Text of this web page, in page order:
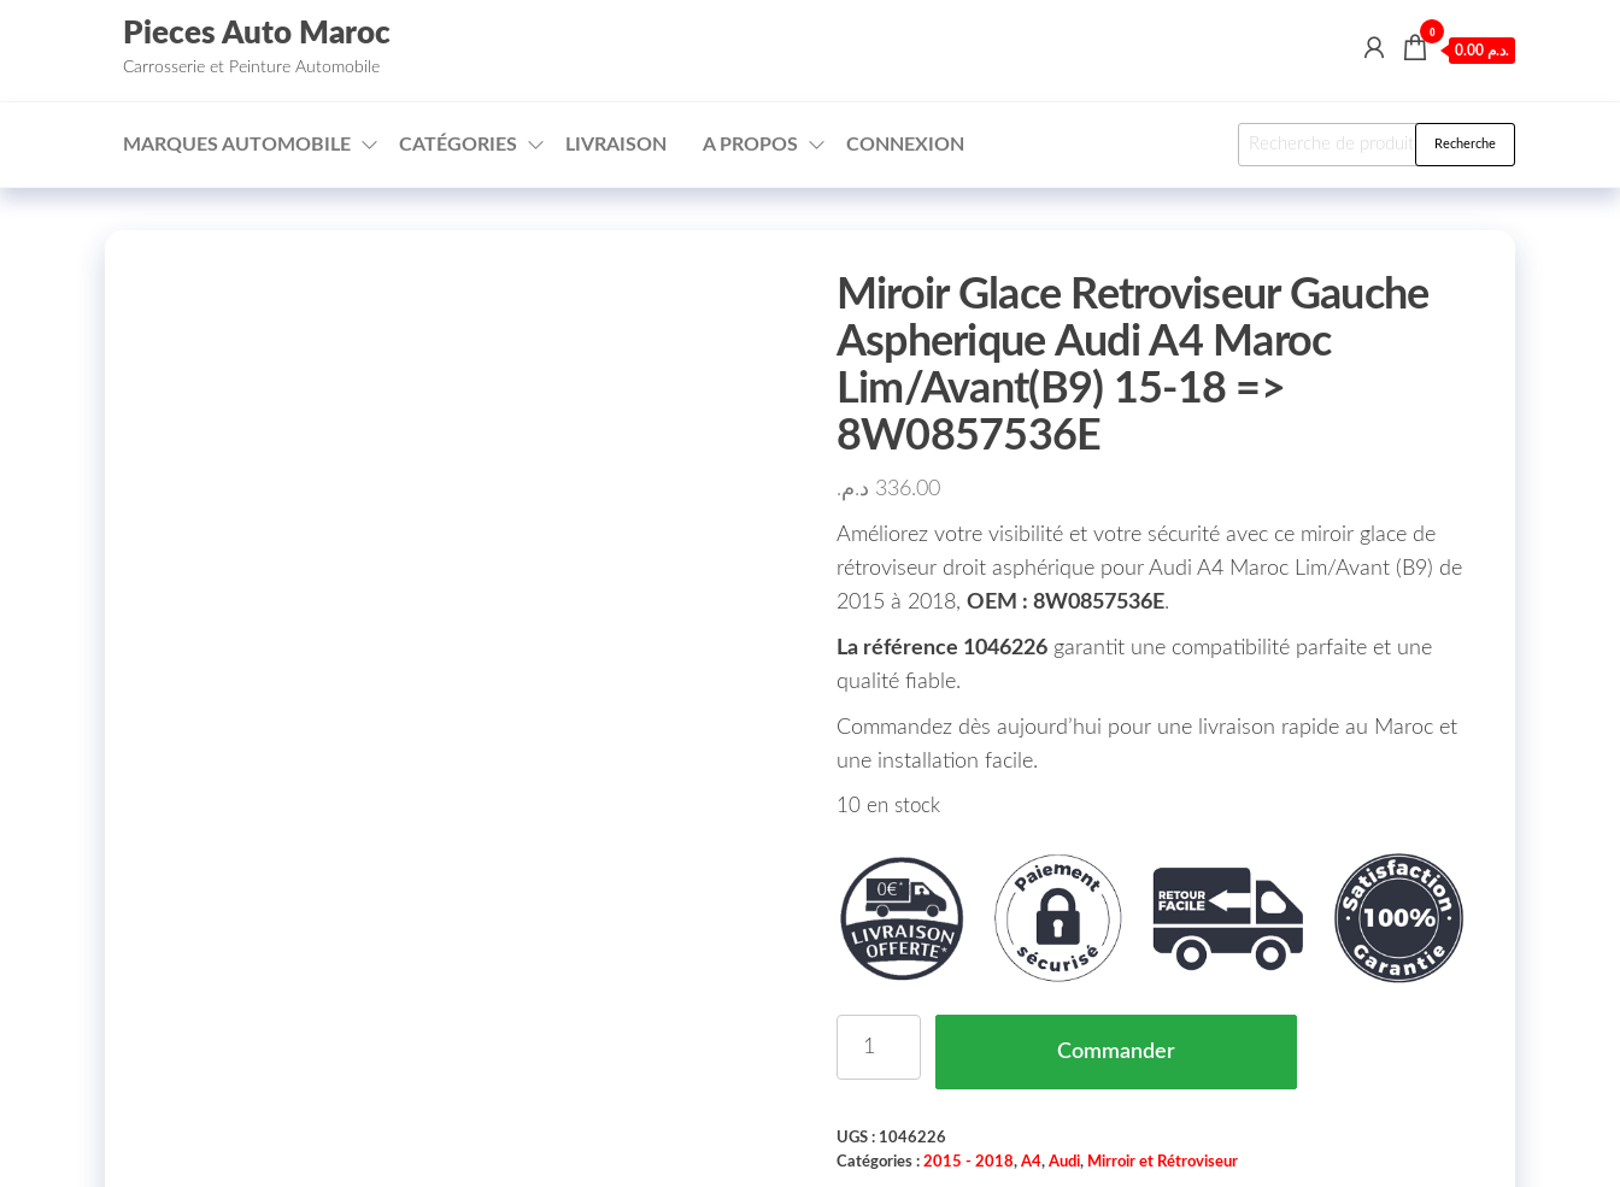
□
Aller au contenu
Pieces Auto Maroc
Carrosserie et Peinture Automobile
0
0.00 د.م.
MARQUES AUTOMOBILE CATÉGORIES LIVRAISON A PROPOS CONNEXION Recherche pour : Recherche
Miroir Glace Retroviseur Gauche
Aspherique Audi A4 Maroc
Lim/Avant(B9) 15-18 =>
8W0857536E
336.00 د.م.
Améliorez votre visibilité et votre sécurité avec ce miroir glace de
rétroviseur droit asphérique pour Audi A4 Maroc Lim/Avant (B9) de
2015 à 2018, OEM : 8W0857536E.
La référence 1046226garantit une compatibilité parfaite et une
qualité fiable.
Commandez dès aujourd’hui pour une livraison rapide au Maroc et
une installation facile.
10 en stock
Commander
UGS : 1046226
Catégories : 2015 - 2018, A4, Audi, Mirroir et Rétroviseur